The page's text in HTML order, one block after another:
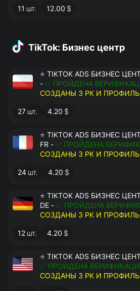
11 шт. 12.00 $
TikTok: Бизнес центр
⭐ TIKTOK ADS БИЗНЕС
- ✅ ПРОЙДЕНА
СОЗДАНЫ 3 РК И
- ДОСТУП К
ЗАПОЛНЕН - ПЕРЕДАЧА В
27 шт. 4.20 $
⭐ TIKTOK ADS БИЗНЕС
FR - ✅ ПРОЙДЕНА
СОЗДАНЫ 3 РК И
- ДОСТУП К
ЗАПОЛНЕН - ПЕРЕДАЧА В
24 шт. 4.20 $
⭐ TIKTOK ADS БИЗНЕС
DE - ✅ ПРОЙДЕНА
СОЗДАНЫ 3 РК И
- ДОСТУП К
ЗАПОЛНЕН - ПЕРЕДАЧА В
12 шт. 4.20 $
⭐ TIKTOK ADS БИЗНЕС
✅ ПРОЙДЕНА
СОЗДАНЫ 3 РК И
- ДОСТУП К